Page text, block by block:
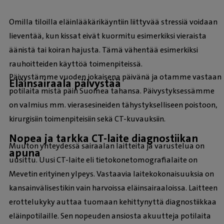
Omilla tiloilla eläinlääkärikäyntiin liittyvää stressiä voidaan
lieventää, kun kissat eivät kuormitu esimerkiksi vieraista
äänistä tai koiran hajusta. Tämä vähentää esimerkiksi
rauhoitteiden käyttöä toimenpiteissä.
Eläinsairaala päivystää
Päivystämme vuoden jokaisena päivänä ja otamme vastaan
potilaita mistä päin Suomea tahansa. Päivystyksessämme
on valmius mm. vierasesineiden tähystykselliseen poistoon,
kirurgisiin toimenpiteisiin sekä CT-kuvauksiin.
Nopea ja tarkka CT-laite diagnostiikan
apuna
Muuton yhteydessä sairaalan laitteita ja varustelua on
uusittu. Uusi CT-laite eli tietokonetomografialaite on
Mevetin erityinen ylpeys. Vastaavia laitekokonaisuuksia on
kansainvälisestikin vain harvoissa eläinsairaaloissa. Laitteen
erottelukyky auttaa tuomaan kehittynyttä diagnostiikkaa
eläinpotilaille. Sen nopeuden ansiosta akuutteja potilaita